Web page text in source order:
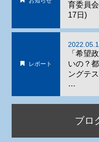
育委員
17日)
レポート
「希望
いの？
ングテ
…
ブロ